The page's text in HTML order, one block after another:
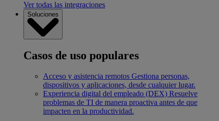
Ver todas las integraciones
Soluciones
Casos de uso populares
Acceso y asistencia remotos Gestiona personas,
dispositivos y aplicaciones, desde cualquier lugar.
Experiencia digital del empleado (DEX) Resuelve
problemas de TI de manera proactiva antes de que
impacten en la productividad.